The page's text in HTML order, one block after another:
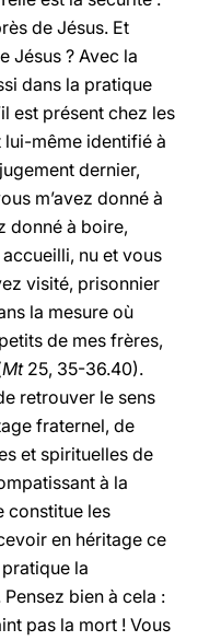
de Jésus. Et
Jésus ? Avec la
dans la pratique
est présent chez les
lui-même identifié à
dernier,
m’avez donné à
donné à boire,
accueilli, nu et vous
visité, prisonnier
la mesure où
de mes frères,
Mt25, 35-36.40).
retrouver le sens
fraternel, de
et spirituelles de
à la
constitue les
en héritage ce
la
bien à cela :
pas la mort ! Vous